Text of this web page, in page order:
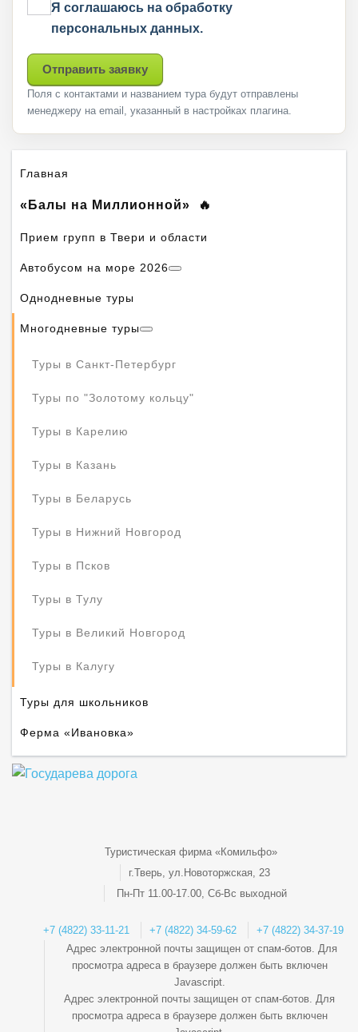
Я соглашаюсь на обработку
персональных данных.
Отправить заявку
Поля с контактами и названием тура будут отправлены
менеджеру на email, указанный в настройках плагина.
Главная
«Балы на Миллионной»
Прием групп в Твери и области
Автобусом на море 2026
Однодневные туры
Многодневные туры
Туры в Санкт-Петербург
Туры по "Золотому кольцу"
Туры в Карелию
Туры в Казань
Туры в Беларусь
Туры в Нижний Новгород
Туры в Псков
Туры в Тулу
Туры в Великий Новгород
Туры в Калугу
Туры для школьников
Ферма «Ивановка»
Туристическая фирма «Комильфо»
г.Тверь, ул.Новоторжская, 23
Пн-Пт 11.00-17.00, Сб-Вс выходной
+7 (4822) 33-11-21 +7 (4822) 34-59-62
+7 (4822) 34-37-19
Адрес электронной почты защищен от спам-ботов. Для
просмотра адреса в браузере должен быть включен
Javascript.
Адрес электронной почты защищен от спам-ботов. Для
просмотра адреса в браузере должен быть включен